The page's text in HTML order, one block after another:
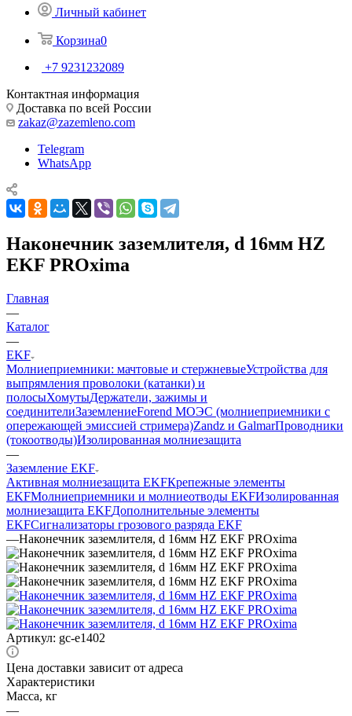
Личный кабинет
Корзина0
+7 9231232089
Контактная информация
Доставка по всей России
zakaz@zazemleno.com
Telegram
WhatsApp
Наконечник заземлителя, d 16мм HZ
EKF PROxima
Главная
—
Каталог
—
EKF
Молниеприемники: мачтовые и стержневыеУстройства для
выпрямления проволоки (катанки) и
полосыХомутыДержатели, зажимы и
соединителиЗаземлениеForend МОЭС (молниеприемники с
опережающей эмиссией стримера)Zandz и GalmarПроводники
(токоотводы)Изолированная молниезащита
—
Заземление EKF
Активная молниезащита EKFКрепежные элементы
EKFМолниеприемники и молниеотводы EKFИзолированная
молниезащита EKFДополнительные элементы
EKFСигнализаторы грозового разряда EKF
—Наконечник заземлителя, d 16мм HZ EKF PROxima
Артикул: gc-e1402
Цена доставки зависит от адреса
Характеристики
Масса, кг
—